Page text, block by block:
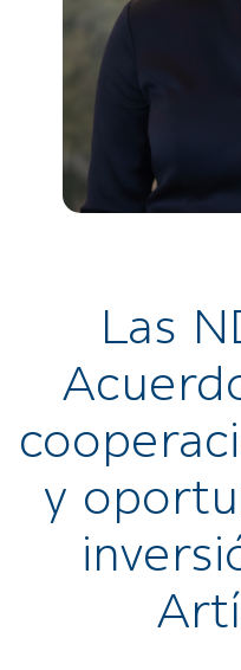
Las
y